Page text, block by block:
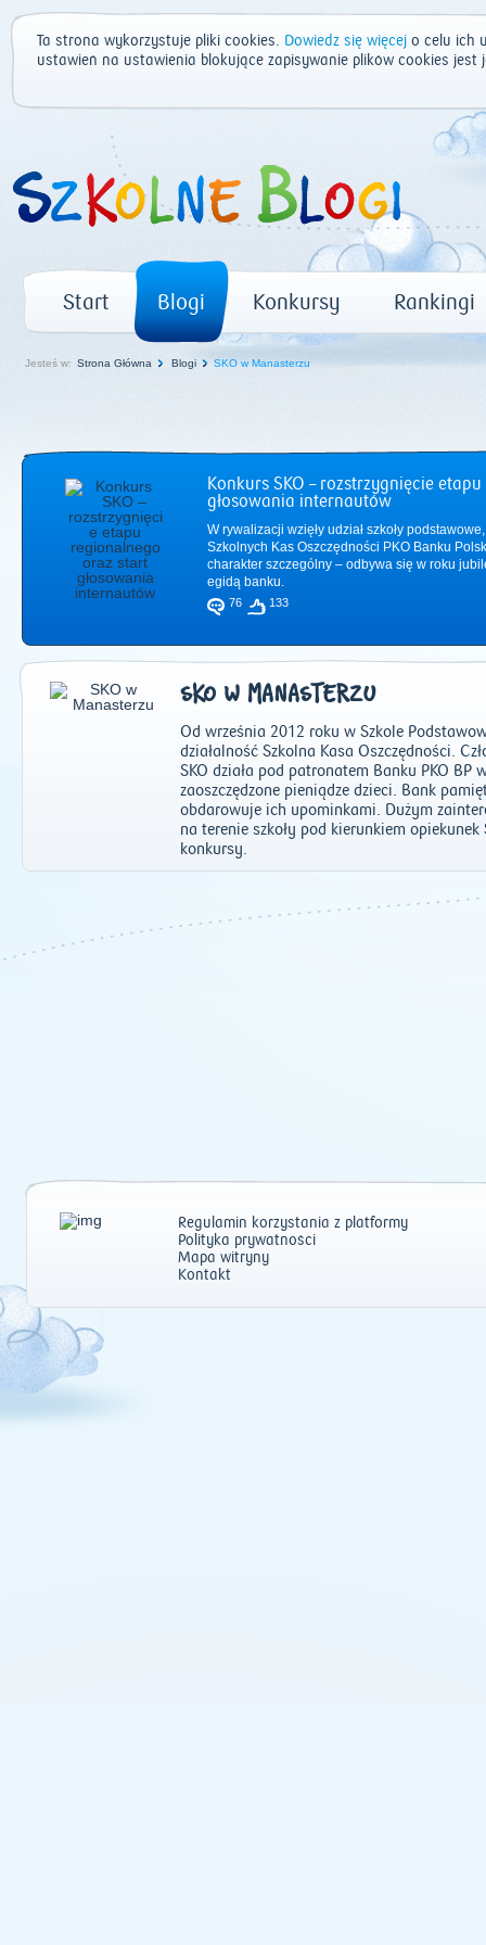
Ta strona wykorzystuje pliki cookies. Dowiedz się więcej o celu ich
ustawień na ustawienia blokujące zapisywanie plików cookies
Start Blogi Konkursy Rankingi
Jesteś w: Strona Główna Blogi SKO w Manasterzu
Konkurs SKO – rozstrzygnięcie
głosowania internautów
W rywalizacji wzięły udział szkoły
Szkolnych Kas Oszczędności PKO Banku
charakter szczególny – odbywa się w roku
egidą banku.
76 133
SKO W MANASTERZU
Od września 2012 roku w Szkole
działalność Szkolna Kasa Oszczędności.
SKO działa pod patronatem Banku PKO
zaoszczędzone pieniądze dzieci. Bank
obdarowuje ich upominkami. Dużym
na terenie szkoły pod kierunkiem
konkursy.
2011| 2012|
Regulamin korzystania z platformy
Polityka prywatności
Mapa witryny
Kontakt